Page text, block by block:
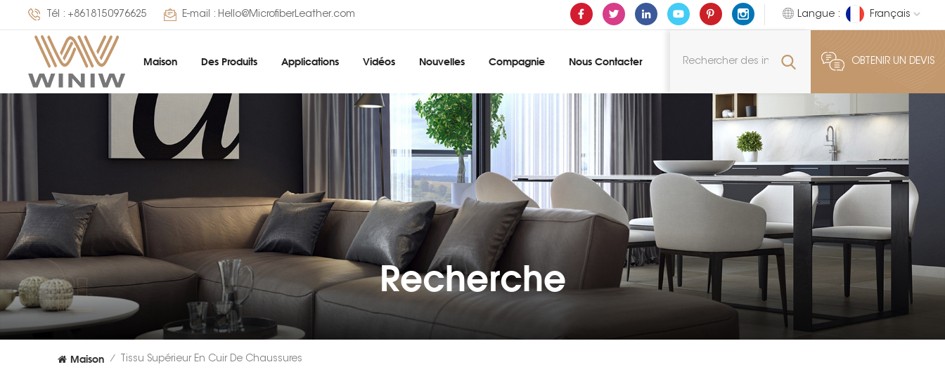
Tél : +8618150976625 E-mail : Hello@MicrofiberLeather.com Langue : Français
OBTENIR UN DEVIS
Maison Des Produits Applications Vidéos Nouvelles Compagnie Nous Contacter
Recherche
Maison / Tissu Supérieur En Cuir De Chaussures